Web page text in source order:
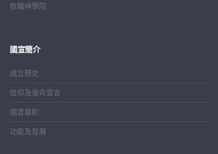
牧職神學院
國宣簡介
成立簡史
信仰及使命宣言
國宣章則
功能及發展